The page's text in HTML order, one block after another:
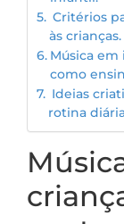
Critérios
às crianças.
Música em
como
Ideias
rotina